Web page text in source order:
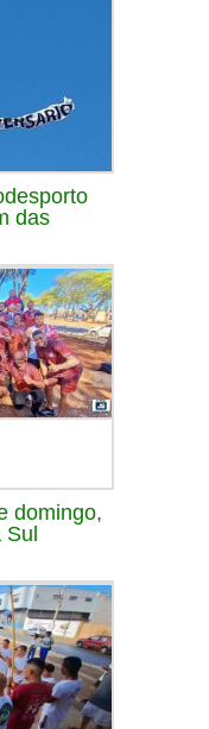
das
domingo,
Sul